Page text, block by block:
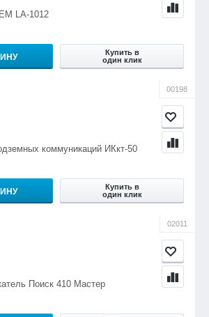
LA-1012
Купить в
один клик
00198
коммуникаций ИКкт-50
Купить в
один клик
02011
Поиск 410 Мастер